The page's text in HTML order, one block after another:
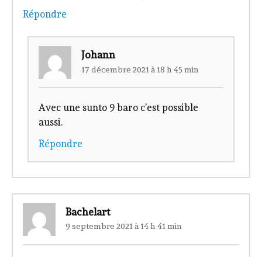
Répondre
Johann
17 décembre 2021 à 18 h 45 min
Avec une sunto 9 baro c’est possible
aussi.
Répondre
Bachelart
9 septembre 2021 à 14 h 41 min